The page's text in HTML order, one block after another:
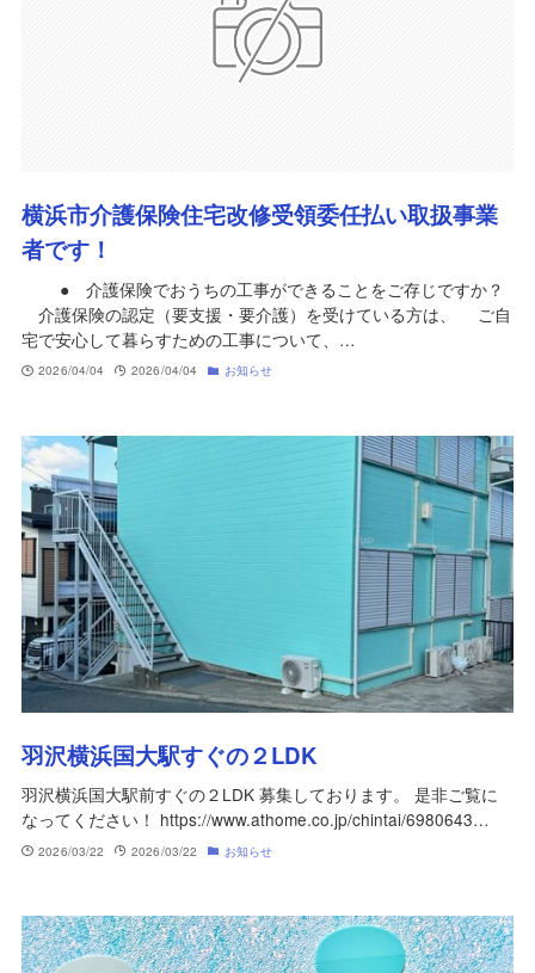
横浜市介護保険住宅改修受領委任払い取扱事業
者です！
● 介護保険でおうちの工事ができることをご存じですか？
介護保険の認定（要支援・要介護）を受けている方は、 ご自
宅で安心して暮らすための工事について、…
2026/04/04 2026/04/04 お知らせ
羽沢横浜国大駅すぐの２LDK
羽沢横浜国大駅前すぐの２LDK 募集しております。 是非ご覧に
なってください！ https://www.athome.co.jp/chintai/6980643…
2026/03/22 2026/03/22 お知らせ